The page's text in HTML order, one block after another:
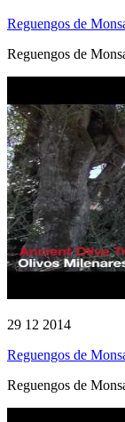
Reguengos de
Reguengos de
29 12 2014
Reguengos de
Reguengos de